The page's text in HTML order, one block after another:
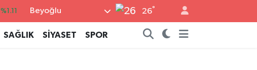
%0.32
Beyoğlu 26°
SAĞLIK SİYASET SPOR